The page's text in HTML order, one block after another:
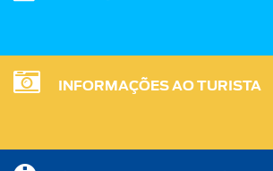
INFORMAÇÕES AO TURISTA